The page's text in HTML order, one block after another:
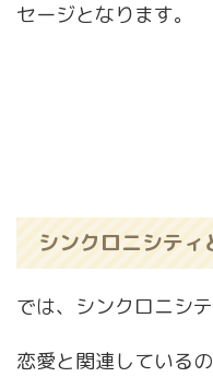
セージとなります。
シンクロニシティ
では、シンクロニシ
恋愛と関連している